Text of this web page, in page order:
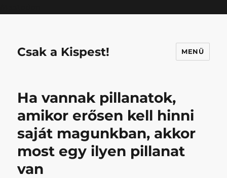
Csak a Kispest! MENÜ
Ha vannak pillanatok,
amikor erősen kell hinni
saját magunkban, akkor
most egy ilyen pillanat
van